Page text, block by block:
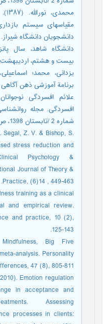
دانشجویان دانشگاه
دانشگاه شاهد، سال
بیست و هشتم، اردیبهشت ۱۳۸۷، ص ۶۱-۶۹.
برنامة آموزشی ذهن
علائم افسردگی
شماره 2 /تابستان 1398، ص 200-216
Segal, Z. V. & Bishop, S.
stress reduction and
Psychology &
Journal of Theory &
Practice, (6)14 , 449-463.
training as a clinical
and empirical review.
and practice, 10 (2),
125-143.
Big Five
analysis. Personality
47 (8), 805-811.
Emotion regulation
in acceptance and
Assessing
processes in clients: